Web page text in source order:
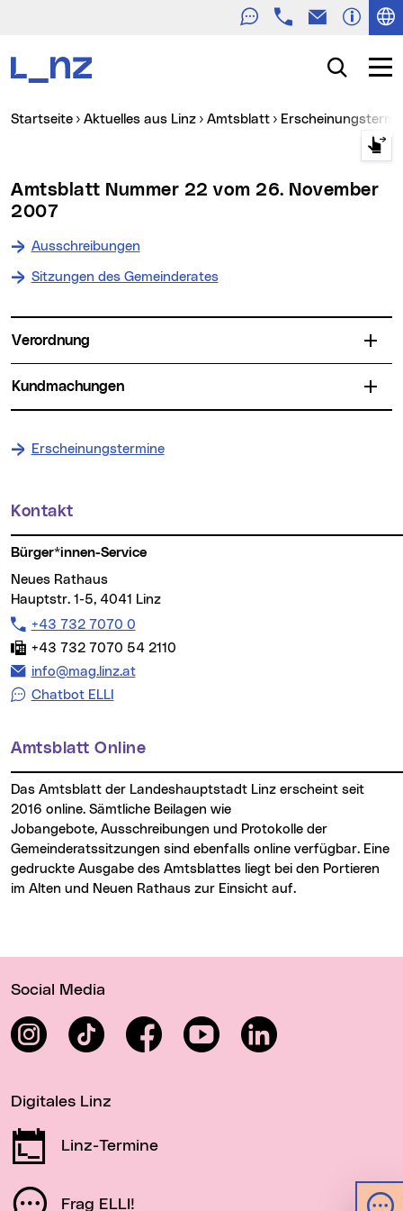
TelefonE-Mail
Suche
Sie sind hier:
Startseite Aktuelles aus Linz Amtsblatt
Amtsblatt Nummer 22 vom 26. November
2007
Ausschreibungen
Sitzungen des Gemeinderates
Verordnung
Kundmachungen
Erscheinungstermine
Weitere Informationen
Kontakt
Bürger*innen-Service
Neues Rathaus
Hauptstr. 1-5, 4041 Linz
Telefon:
+43 732 7070 0
Fax:
+43 732 7070 54 2110
E-Mail Adresse:
info@mag.linz.at
Chatbot ELLI
Amtsblatt Online
Das Amtsblatt der Landeshauptstadt Linz erscheint seit
2016 online. Sämtliche Beilagen wie
Jobangebote, Ausschreibungen und Protokolle der
Gemeinderatssitzungen sind ebenfalls online verfügbar. Eine
gedruckte Ausgabe des Amtsblattes liegt bei den Portieren
im Alten und Neuen Rathaus zur Einsicht auf.
Social Media
InstagramTikTok FacebookYouTube LinkedIn
Digitales Linz
Linz-Termine
Frag ELLI!